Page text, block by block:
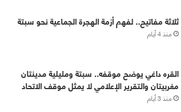
ثلاثة مفاتيح.. لفهم أزمة الهجرة الجماعية نحو سبتة
منذ 4 أيام
القره داغي يوضح موقفه.. سبتة ومليلية مدينتان
مغربيتان والتقرير الإعلامي لا يمثل موقف الاتحاد
منذ 3 أيام